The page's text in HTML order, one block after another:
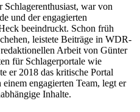
Schlagerenthusiast, war von
und der engagierten
beeindruckt. Schon früh
leistete Beiträge in WDR-
Arbeit von Günter
für Schlagerportale wie
er 2018 das kritische Portal
engagierten Team, legt er
Inhalte.